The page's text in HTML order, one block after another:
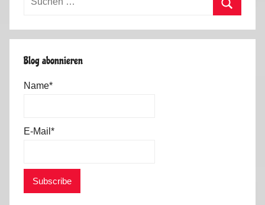
Blog abonnieren
Name*
E-Mail*